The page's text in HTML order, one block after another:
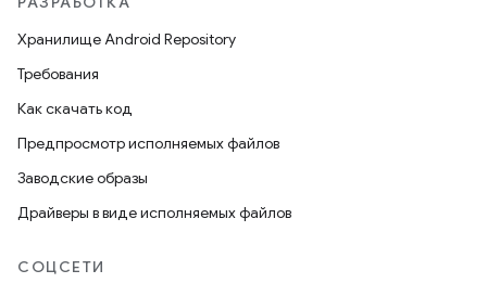
Хранилище Android Repository
Требования
Как скачать код
Предпросмотр исполняемых файлов
Заводские образы
Драйверы в виде исполняемых файлов
СОЦСЕТИ